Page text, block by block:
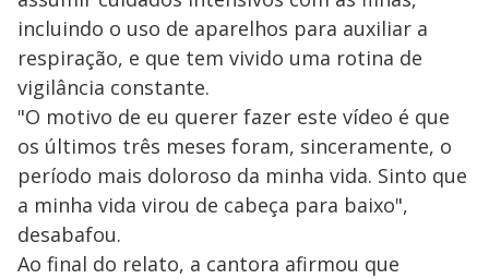
incluindo o uso de aparelhos para auxiliar a
respiração, e que tem vivido uma rotina de
vigilância constante.
"O motivo de eu querer fazer este vídeo é que
os últimos três meses foram, sinceramente, o
período mais doloroso da minha vida. Sinto que
a minha vida virou de cabeça para baixo",
desabafou.
Ao final do relato, a cantora afirmou que